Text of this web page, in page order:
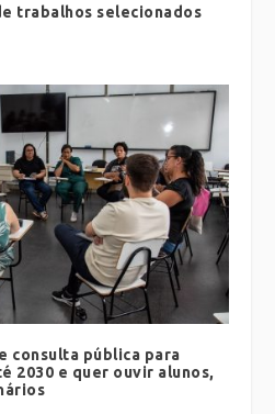
trabalhos selecionados
consulta pública para
2030 e quer ouvir alunos,